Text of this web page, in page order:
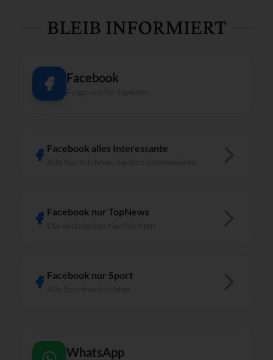
BLEIB INFORMIERT
Facebook
Facebook alles Interessante
Facebook nur TopNews
Facebook nur Sport
WhatsApp